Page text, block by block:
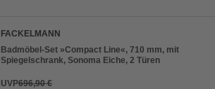
FACKELMANN
Badmöbel-Set »Compact Line«, 710 mm, mit
Spiegelschrank, Sonoma Eiche, 2 Türen
UVP696,90 €